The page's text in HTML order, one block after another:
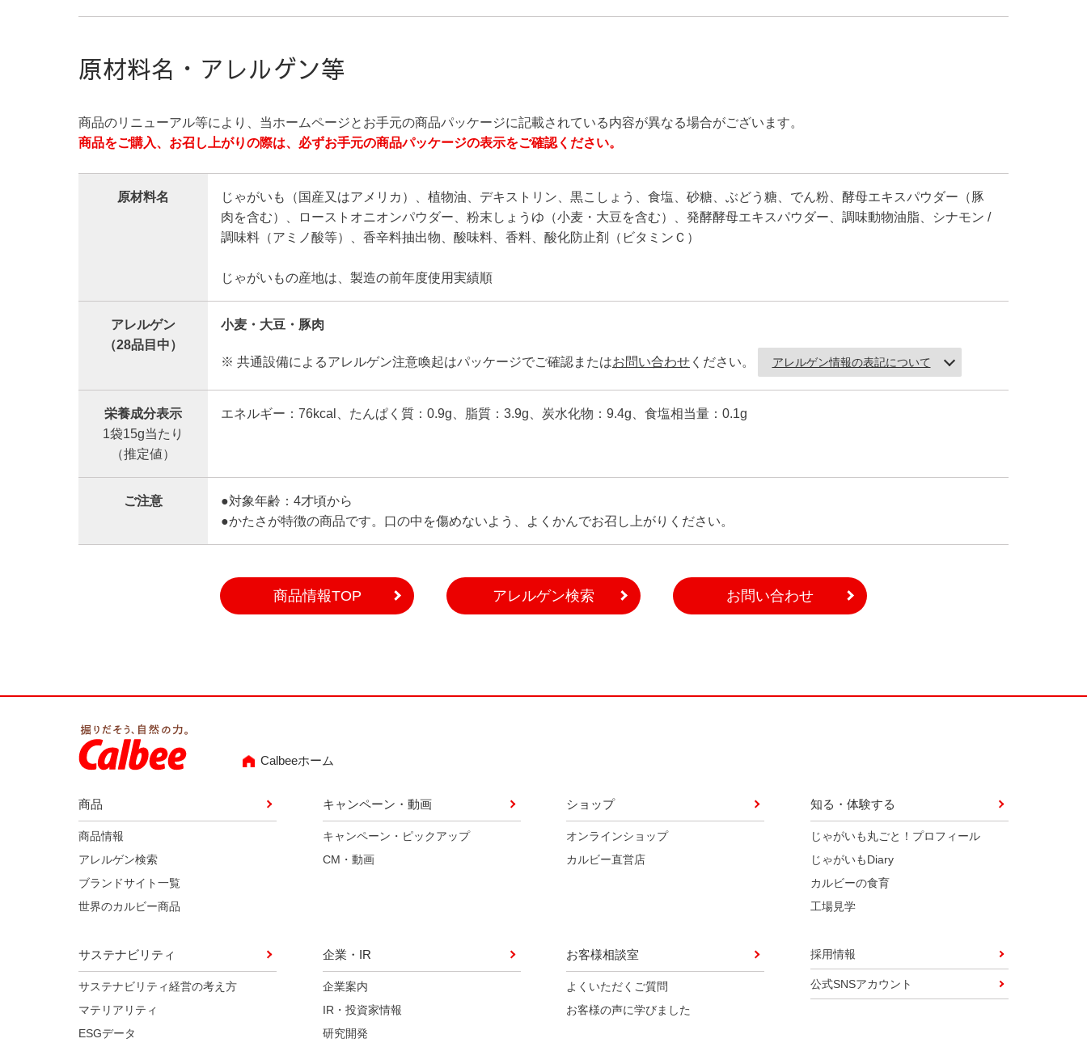
原材料名・アレルゲン等
商品のリニューアル等により、当ホームページとお手元の商品パッケージに記載されている内容が異なる場合がございます。
商品をご購入、お召し上がりの際は、必ずお手元の商品パッケージの表示をご確認ください。
原材料名
じゃがいも（国産又はアメリカ）、植物油、デキストリン、黒こしょう、食塩、砂糖、ぶどう糖、でん粉、酵母エキスパウダー（豚
肉を含む）、ローストオニオンパウダー、粉末しょうゆ（小麦・大豆を含む）、発酵酵母エキスパウダー、調味動物油脂、シナモン /
調味料（アミノ酸等）、香辛料抽出物、酸味料、香料、酸化防止剤（ビタミンＣ）
じゃがいもの産地は、製造の前年度使用実績順
アレルゲン
（28品目中）
小麦・大豆・豚肉
※ 共通設備によるアレルゲン注意喚起はパッケージでご確認またはお問い合わせ ください。 アレルゲン情報の表記について
栄養成分表示
1袋15g当たり
（推定値）
エネルギー：76kcal、たんぱく質：0.9g、脂質：3.9g、炭水化物：9.4g、食塩相当量：0.1g
ご注意
●対象年齢：4才頃から
●かたさが特徴の商品です。口の中を傷めないよう、よくかんでお召し上がりください。
商品情報TOP アレルゲン検索 お問い合わせ
Calbeeホーム
商品
商品情報
アレルゲン検索
ブランドサイト一覧
世界のカルビー商品
キャンペーン・動画
キャンペーン・ピックアップ
CM・動画
ショップ
オンラインショップ
カルビー直営店
知る・体験する
じゃがいも丸ごと！プロフィール
じゃがいもDiary
カルビーの食育
工場見学
サステナビリティ
サステナビリティ経営の考え方
マテリアリティ
ESGデータ
企業・IR
企業案内
IR・投資家情報
研究開発
お客様相談室
よくいただくご質問
お客様の声に学びました
採用情報
公式SNSアカウント